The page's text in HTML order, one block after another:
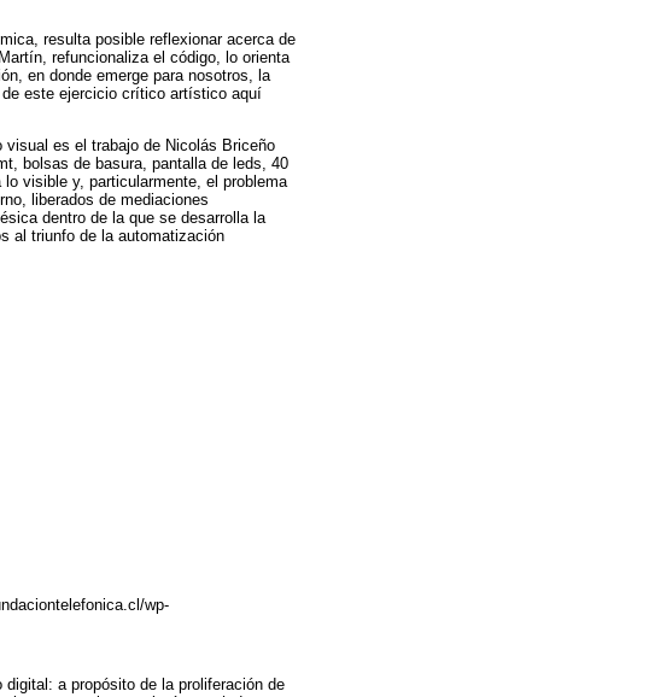
resulta posible reflexionar acerca de
refuncionaliza el código, lo orienta
en donde emerge para nosotros, la
este ejercicio crítico artístico aquí
es el trabajo de Nicolás Briceño
bolsas de basura, pantalla de leds, 40
visible y, particularmente, el problema
liberados de mediaciones
dentro de la que se desarrolla la
al triunfo de la automatización
wp-
a propósito de la proliferación de